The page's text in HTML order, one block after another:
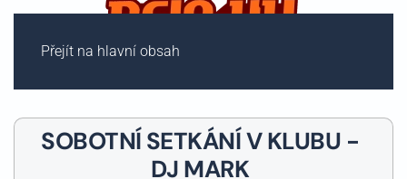
Přejít na hlavní obsah
SOBOTNÍ SETKÁNÍ V KLUBU -
DJ MARK